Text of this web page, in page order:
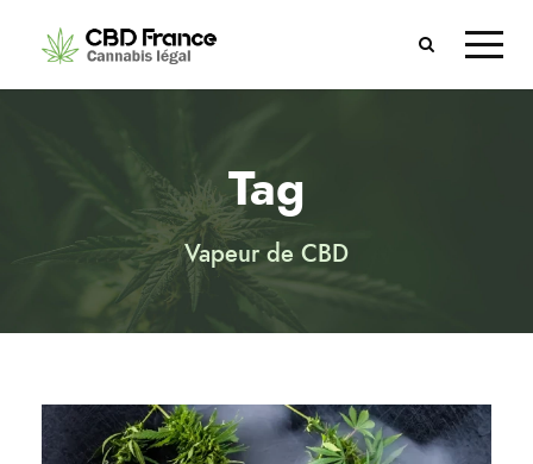
Tag
Vapeur de CBD